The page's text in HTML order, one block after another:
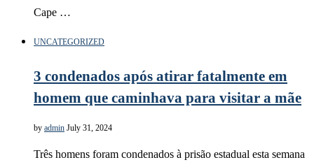
Cape …
UNCATEGORIZED
3 condenados após atirar fatalmente em
homem que caminhava para visitar a mãe
by admin July 31, 2024
Três homens foram condenados à prisão estadual esta semana